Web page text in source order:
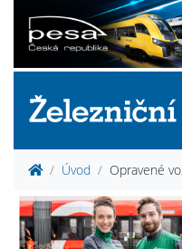
Úvod Opravené